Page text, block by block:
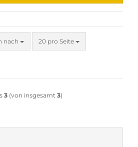
nach
nach 20 pro Seite
pro Seite
3(von insgesamt 3)